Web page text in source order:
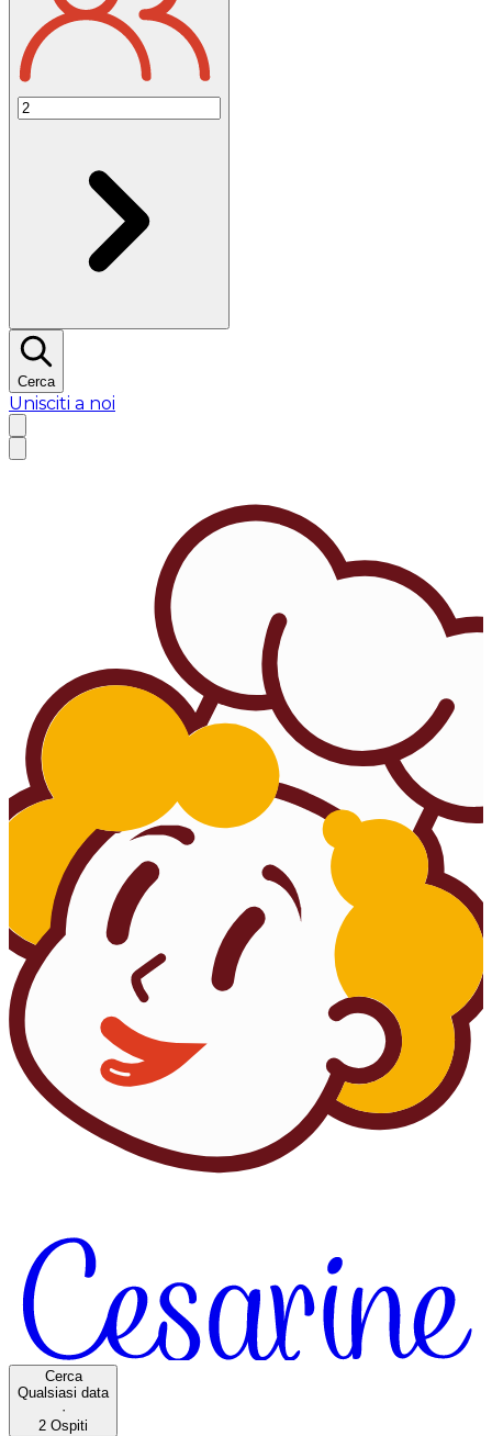
Cerca
Unisciti a noi
Cerca
Qualsiasi data
·
2 Ospiti